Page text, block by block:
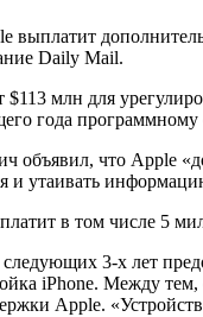
выплатит
Daily Mail.
млн для
года
что Apple
и утаивать
в том числе 5
3-х лет
iPhone. Между
Apple.